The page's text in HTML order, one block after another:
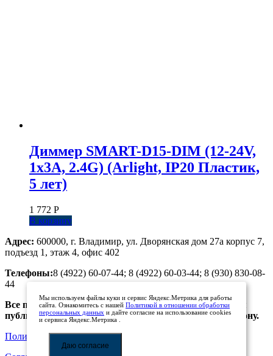
Диммер SMART-D15-DIM (12-24V,
1x3A, 2.4G) (Arlight, IP20 Пластик,
5 лет)
1 772 Р
В корзину
Адрес: 600000, г. Владимир, ул. Дворянская дом 27а корпус 7,
подъезд 1, этаж 4, офис 402
Телефоны:8 (4922) 60-07-44; 8 (4922) 60-03-44; 8 (930) 830-08-
44
Все предложения, размещенные на сайте, не являются
публичной офертой. Просьба уточнять цены по телефону.
Политика обработки персональных данных
Мы используем файлы куки и сервис Яндекс.Метрика для работы
сайта. Ознакомитесь с нашей Политикой в отношении обработки
персональных данных и дайте согласие на использование cookies
и сервиса Яндекс.Метрика .
Даю согласие